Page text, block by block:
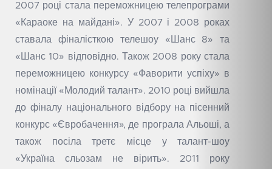
2007 році стала переможницею телепрограми
«Караоке на майдані». У 2007 і 2008 роках
ставала фіналісткою телешоу «Шанс 8» та
«Шанс 10» відповідно. Також 2008 року стала
переможницею конкурсу «Фаворити успіху» в
номінації «Молодий талант». 2010 році вийшла
до фіналу національного відбору на пісенний
конкурс «Євробачення», де програла Альоші, а
також посіла третє місце у талант-шоу
«Україна сльозам не вірить». 2011 року